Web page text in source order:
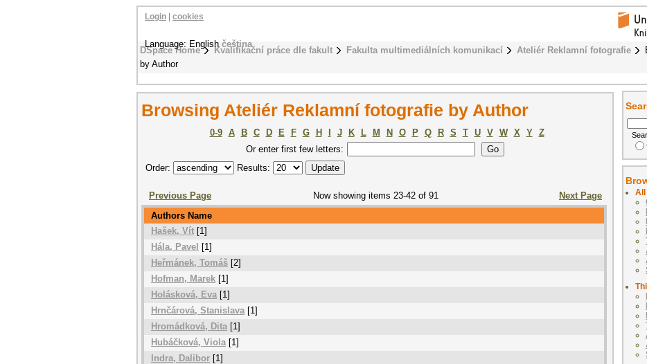
DSpace Home Kvalifikační práce dle fakult Fakulta multimediálních komunikací Ateliér Reklamní fotografie
by Author
Login cookies
Language: Englishčeština
Browsing Ateliér Reklamní fotografie by Author
0-9 A B C D E F G H J K L M N O P Q R S T U V W X Y
Z
Or enter first few letters:
Order:
Results:
Previous Page Now showing items 23-42 of 91
Next Page
Authors Name
Hašek, Vít [1]
Hála, Pavel
[1]
Heřmánek, Tomáš [2]
Hofman, Marek [1]
Holásková, Eva [1]
Hrnčárová, Stanislava[1]
Hromádková, Dita [1]
Hubáčková, Viola[1]
Indra, Dalibor [1]
All